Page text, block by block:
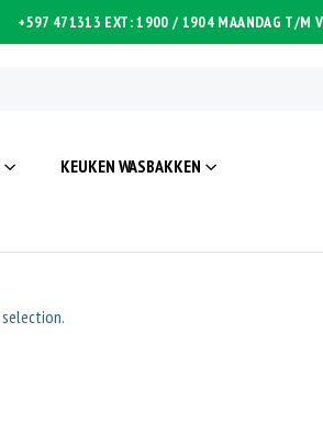
+597 471313 EXT: 1900 / 1904 MAANDAG T/M
KEUKEN WASBAKKEN